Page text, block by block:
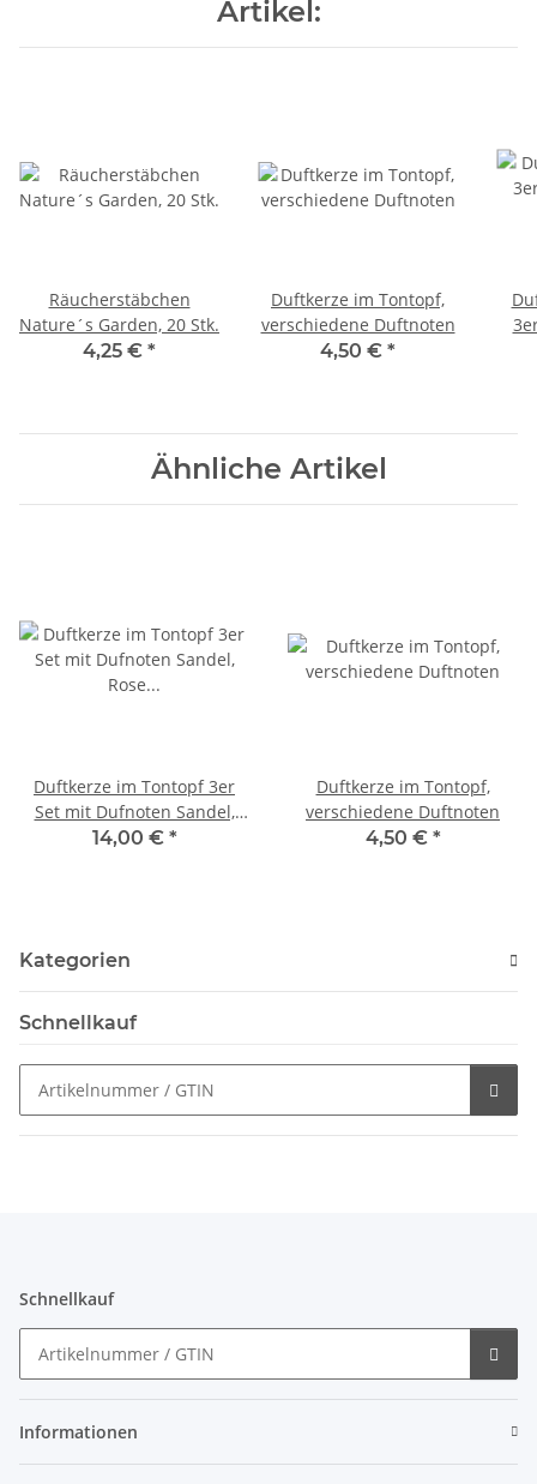
Artikel:
Räucherstäbchen
Nature´s Garden, 20 Stk.
4,25 € *
Duftkerze im Tontopf,
verschiedene Duftnoten
4,50 € *
Ähnliche Artikel
Duftkerze im Tontopf 3er
Set mit Dufnoten Sandel,
Rose und Jasmin
14,00 € *
Duftkerze im Tontopf,
verschiedene Duftnoten
4,50 € *
Kategorien
Schnellkauf
Schnellkauf
Informationen